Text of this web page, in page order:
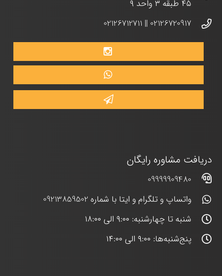
۴۵ طبقه ۳ واحد ۹
02126720917
||
02126712711
دریافت مشاوره رایگان
09999909480
واتساپ و تلگرام و ایتا با شماره 09213859502
شنبه تا چهارشنبه: ۹:۰۰ الی ۱۸:۰۰
پنج‌شنبه‌ها: ۹:۰۰ الی ۱۴:۰۰